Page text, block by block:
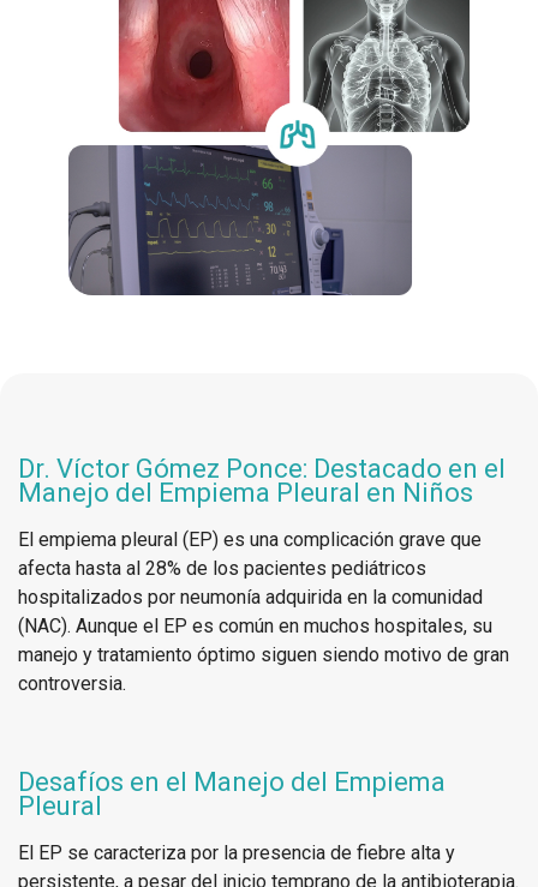
Dr. Víctor Gómez Ponce: Destacado en el
Manejo del Empiema Pleural en Niños
El empiema pleural (EP) es una complicación grave que
afecta hasta al 28% de los pacientes pediátricos
hospitalizados por neumonía adquirida en la comunidad
(NAC). Aunque el EP es común en muchos hospitales, su
manejo y tratamiento óptimo siguen siendo motivo de gran
controversia.
Desafíos en el Manejo del Empiema
Pleural
El EP se caracteriza por la presencia de fiebre alta y
persistente, a pesar del inicio temprano de la antibioterapia.